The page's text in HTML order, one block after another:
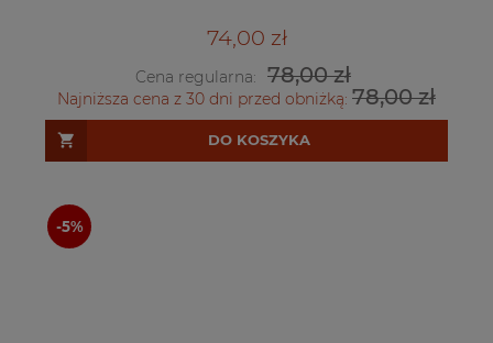
74,00 zł
Cena regularna: 78,00 zł
Najniższa cena z 30 dni przed obniżką: 78,00 zł
DO KOSZYKA